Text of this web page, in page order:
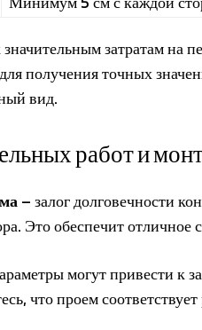
затратам на
получения точных
вид.
работ и
– залог долговечности
Это обеспечит отличное
могут привести к
что проем